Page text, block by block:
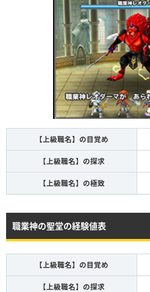
【上級職名】の目覚め
【上級職名】の探求
【上級職名】の極致
職業神の聖堂の経験値表
【上級職名】の目覚め
【上級職名】の探求